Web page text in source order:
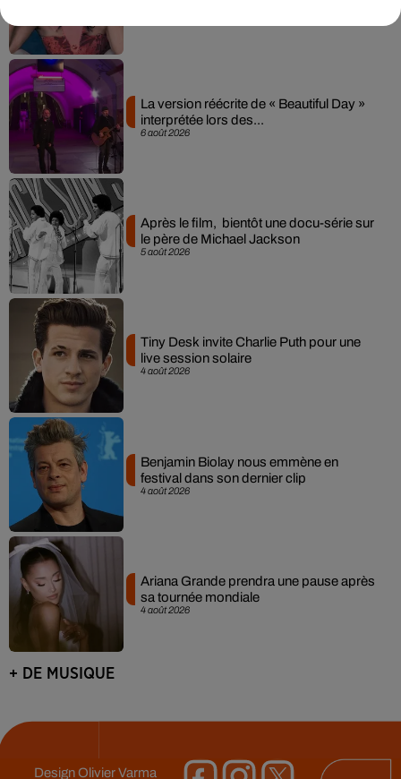
6 août 2026
La version réécrite de « Beautiful Day »
interprétée lors des...
5 août 2026
Après le film, bientôt une docu-série sur
le père de Michael Jackson
4 août 2026
Tiny Desk invite Charlie Puth pour une
live session solaire
4 août 2026
Benjamin Biolay nous emmène en
festival dans son dernier clip
4 août 2026
Ariana Grande prendra une pause après
sa tournée mondiale
+ DE MUSIQUE
DesignOlivier Varma